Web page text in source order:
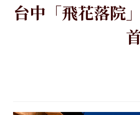
台中「飛花落院